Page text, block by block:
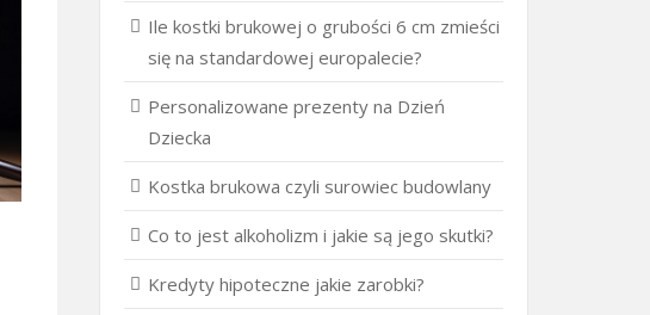
Ile kostki brukowej o grubości 6 cm zmieści
się na standardowej europalecie?
Personalizowane prezenty na Dzień
Dziecka
Kostka brukowa czyli surowiec budowlany
Co to jest alkoholizm i jakie są jego skutki?
Kredyty hipoteczne jakie zarobki?